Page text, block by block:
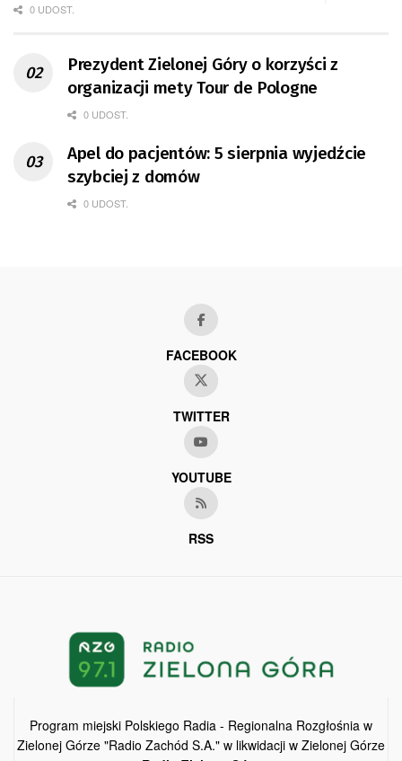
0 UDOST.
Prezydent Zielonej Góry o korzyści z
organizacji mety Tour de Pologne
0 UDOST.
Apel do pacjentów: 5 sierpnia wyjedźcie
szybciej z domów
0 UDOST.
FACEBOOK
TWITTER
YOUTUBE
RSS
Program miejski Polskiego Radia - Regionalna Rozgłośnia w
Zielonej Górze "Radio Zachód S.A." w likwidacji w Zielonej Górze